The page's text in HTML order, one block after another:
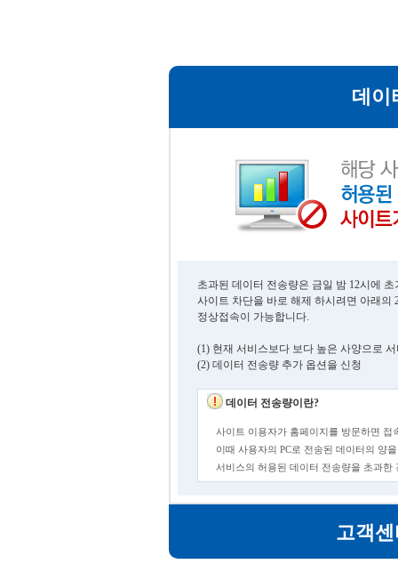
데이
초과된 데이터 전송량은 금일 밤 12시에
사이트 차단을 바로 해제 하시려면 아래의
정상접속이 가능합니다.
(1) 현재 서비스보다 보다 높은 사양으로
(2) 데이터 전송량 추가 옵션을 신청
데이터 전송량이란?
사이트 이용자가 홈페이지를 방문하면 접
이때 사용자의 PC로 전송된 데이터의 양
서비스의 허용된 데이터 전송량을 초과
고객